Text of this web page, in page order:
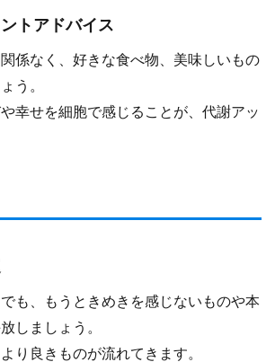
トアドバイス
係なく、好きな食べ物、美味しいもの
う。
幸せを細胞で感じることが、代謝アッ
も、もうときめきを感じないものや本
しましょう。
り良きものが流れてきます。